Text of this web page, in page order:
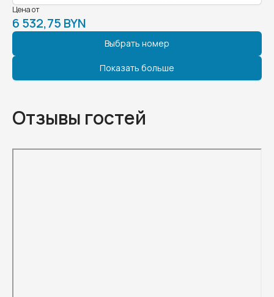
Цена от
6 532,75 BYN
Выбрать номер
Показать больше
Отзывы гостей